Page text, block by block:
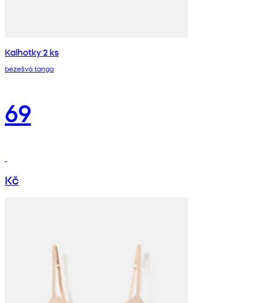
Kalhotky 2 ks
bezešvá tanga
69
Kč